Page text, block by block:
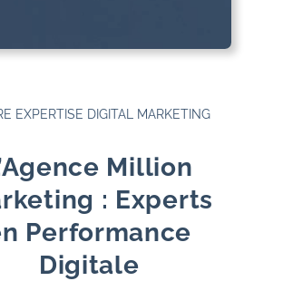
EXPERTISE DIGITAL MARKETING
Million
: Experts
Performance
Digitale